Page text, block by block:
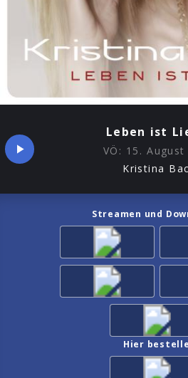
Leben ist
VÖ: 15. August
Kristina
Streamen und
Hier